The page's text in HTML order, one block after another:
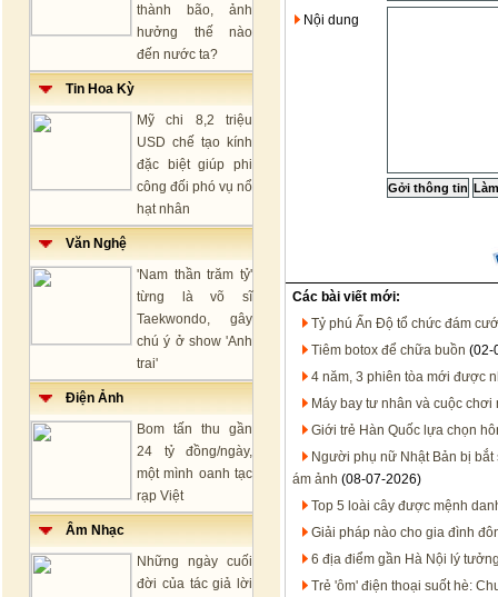
thành bão, ảnh
hưởng thế nào
đến nước ta?
Tin Hoa Kỳ
Mỹ chi 8,2 triệu
USD chế tạo kính
đặc biệt giúp phi
công đối phó vụ nổ
hạt nhân
Văn Nghệ
'Nam thần trăm tỷ'
từng là võ sĩ
Taekwondo, gây
chú ý ở show 'Anh
trai'
Điện Ảnh
Bom tấn thu gần
24 tỷ đồng/ngày,
một mình oanh tạc
rạp Việt
Âm Nhạc
Những ngày cuối
đời của tác giả lời
Nội dung
Các bài viết mới:
Tỷ phú Ấn Độ tổ chức đám
Tiêm botox để chữa buồn (02-
4 năm, 3 phiên tòa mới được
Máy bay tư nhân và cuộc
Giới trẻ Hàn Quốc lựa chọn
Người phụ nữ Nhật Bản bị
ám ảnh (08-07-2026)
Top 5 loài cây được mệnh
Giải pháp nào cho gia đình
6 địa điểm gần Hà Nội lý
Trẻ 'ôm' điện thoại suốt hè: